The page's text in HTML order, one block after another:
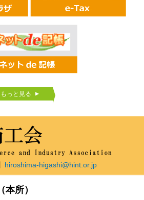
もっと見る
hiroshima-higashi@hint.or.jp
本所）